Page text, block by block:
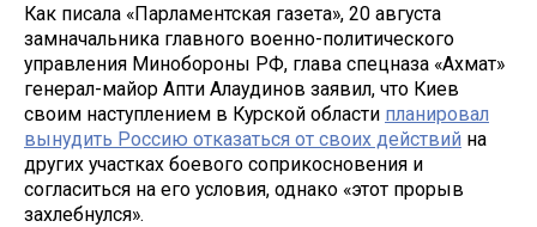
Как писала «Парламентская газета», 20 августа
замначальника главного военно-политического
управления Минобороны РФ, глава спецназа «Ахмат»
генерал-майор Апти Алаудинов заявил, что Киев
своим наступлением в Курской области планировал
вынудить Россию отказаться от своих действий на
других участках боевого соприкосновения и
согласиться на его условия, однако «этот прорыв
захлебнулся».